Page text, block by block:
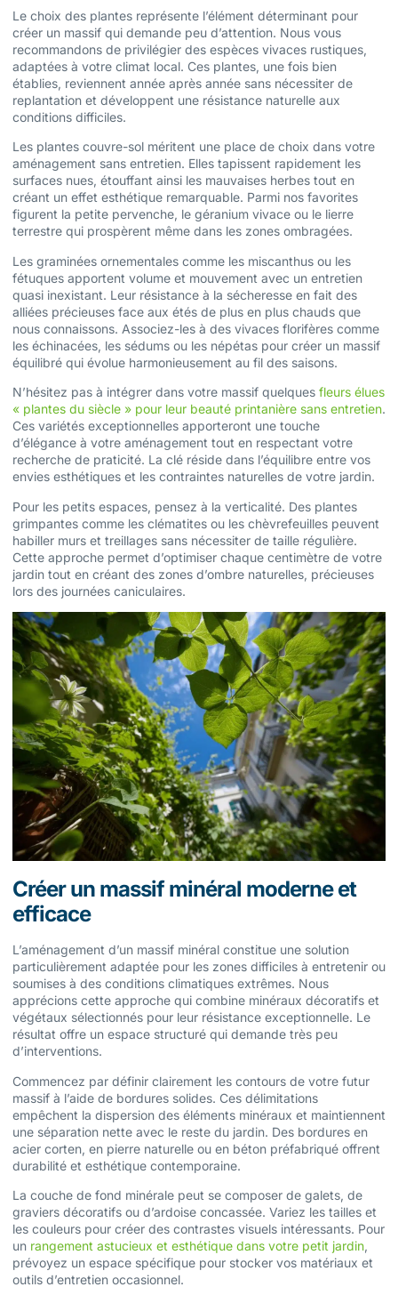
Le choix des plantes représente l’élément déterminant pour
créer un massif qui demande peu d’attention. Nous vous
recommandons de privilégier des espèces vivaces rustiques,
adaptées à votre climat local. Ces plantes, une fois bien
établies, reviennent année après année sans nécessiter de
replantation et développent une résistance naturelle aux
conditions difficiles.
Les plantes couvre-sol méritent une place de choix dans votre
aménagement sans entretien. Elles tapissent rapidement les
surfaces nues, étouffant ainsi les mauvaises herbes tout en
créant un effet esthétique remarquable. Parmi nos favorites
figurent la petite pervenche, le géranium vivace ou le lierre
terrestre qui prospèrent même dans les zones ombragées.
Les graminées ornementales comme les miscanthus ou les
fétuques apportent volume et mouvement avec un entretien
quasi inexistant. Leur résistance à la sécheresse en fait des
alliées précieuses face aux étés de plus en plus chauds que
nous connaissons. Associez-les à des vivaces florifères comme
les échinacées, les sédums ou les népétas pour créer un massif
équilibré qui évolue harmonieusement au fil des saisons.
N’hésitez pas à intégrer dans votre massif quelques fleurs élues
« plantes du siècle » pour leur beauté printanière sans entretien.
Ces variétés exceptionnelles apporteront une touche
d’élégance à votre aménagement tout en respectant votre
recherche de praticité. La clé réside dans l’équilibre entre vos
envies esthétiques et les contraintes naturelles de votre jardin.
Pour les petits espaces, pensez à la verticalité. Des plantes
grimpantes comme les clématites ou les chèvrefeuilles peuvent
habiller murs et treillages sans nécessiter de taille régulière.
Cette approche permet d’optimiser chaque centimètre de votre
jardin tout en créant des zones d’ombre naturelles, précieuses
lors des journées caniculaires.
Créer un massif minéral moderne et
efficace
L’aménagement d’un massif minéral constitue une solution
particulièrement adaptée pour les zones difficiles à entretenir ou
soumises à des conditions climatiques extrêmes. Nous
apprécions cette approche qui combine minéraux décoratifs et
végétaux sélectionnés pour leur résistance exceptionnelle. Le
résultat offre un espace structuré qui demande très peu
d’interventions.
Commencez par définir clairement les contours de votre futur
massif à l’aide de bordures solides. Ces délimitations
empêchent la dispersion des éléments minéraux et maintiennent
une séparation nette avec le reste du jardin. Des bordures en
acier corten, en pierre naturelle ou en béton préfabriqué offrent
durabilité et esthétique contemporaine.
La couche de fond minérale peut se composer de galets, de
graviers décoratifs ou d’ardoise concassée. Variez les tailles et
les couleurs pour créer des contrastes visuels intéressants. Pour
un rangement astucieux et esthétique dans votre petit jardin,
prévoyez un espace spécifique pour stocker vos matériaux et
outils d’entretien occasionnel.